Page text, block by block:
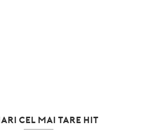
CEL MAI TARE HIT